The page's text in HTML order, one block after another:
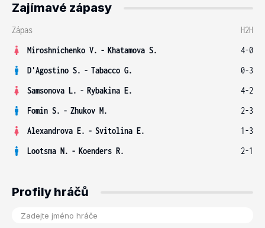
Zajímavé zápasy
Zápas
H2H
Miroshnichenko V. - Khatamova S.
4-0
D'Agostino S. - Tabacco G.
0-3
Samsonova L. - Rybakina E.
4-2
Fomin S. - Zhukov M.
2-3
Alexandrova E. - Svitolina E.
1-3
Lootsma N. - Koenders R. 2-1
Profily hráčů